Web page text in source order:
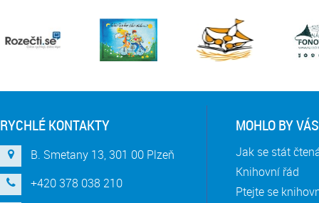
RYCHLÉ KONTAKTY
B. Smetany 13, 301 00 Plzeň
+420 378 038 210
MOHLO BY
Jak se stát
Knihovní řád
Ptejte se